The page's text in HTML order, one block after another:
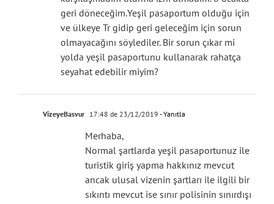
geri döneceğim.Yeşil pasaportum olduğu için
ve ülkeye Tr gidip geri geleceğim için sorun
olmayacağını söylediler. Bir sorun çıkar mi
yolda yeşil pasaportunu kullanarak rahatça
seyahat edebilir miyim?
VizeyeBasvur 17:48 de 23/12/2019 - Yanıtla
Merhaba,
Normal şartlarda yeşil pasaportunuz ile
turistik giriş yapma hakkınız mevcut
ancak ulusal vizenin şartları ile ilgili bir
sıkıntı mevcut ise sınır polisinin sınırdışı